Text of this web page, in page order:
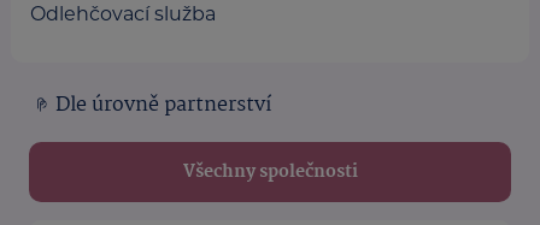
Odlehčovací služba
Dle úrovně partnerství
Všechny společnosti